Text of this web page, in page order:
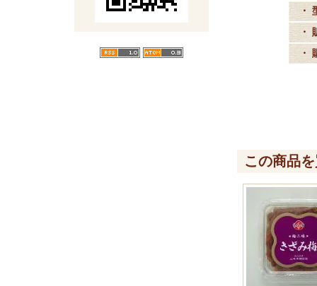
・
・
・
この商品